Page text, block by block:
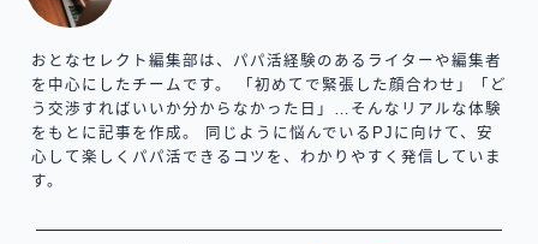
おとなセレクト編集部は、パパ活経験のあるライターや編集者
を中心にしたチームです。 「初めてで緊張した顔合わせ」「ど
う交渉すればいいか分からなかった日」…そんなリアルな体験
をもとに記事を作成。 同じように悩んでいるPJに向けて、安
心して楽しくパパ活できるコツを、わかりやすく発信していま
す。